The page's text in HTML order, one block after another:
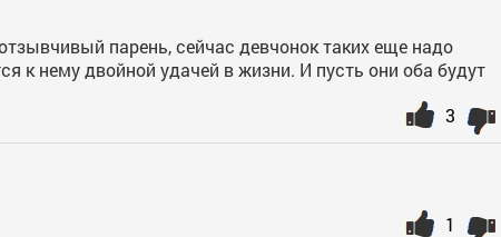
парень, сейчас девчонок таких еще надо
к нему двойной удачей в жизни. И пусть они оба будут
3
1